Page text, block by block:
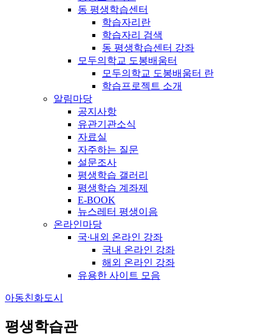
동 평생학습센터
학습자리란
학습자리 검색
동 평생학습센터 강좌
모두의학교 도봉배움터
모두의학교 도봉배움터 란
학습프로젝트 소개
알림마당
공지사항
유관기관소식
자료실
자주하는 질문
설문조사
평생학습 갤러리
평생학습 계좌제
E-BOOK
뉴스레터 평생이음
온라인마당
국∙내외 온라인 강좌
국내 온라인 강좌
해외 온라인 강좌
유용한 사이트 모음
아동친화도시
평생학습관